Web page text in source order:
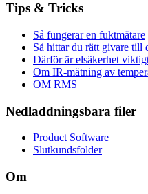
Tips & Tricks
Så fungerar en fuktmätare
Så hittar du rätt givare till
Därför är elsäkerhet
Om IR-mätning av
OM RMS
Nedladdningsbara filer
Product Software
Slutkundsfolder
Om